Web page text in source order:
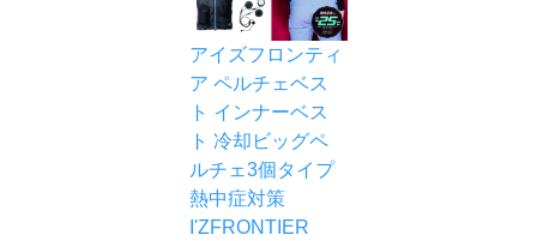
アイズフロンティ
ア ペルチェベス
ト インナーベス
ト 冷却ビッグペ
ルチェ3個タイプ
熱中症対策
I'ZFRONTIER